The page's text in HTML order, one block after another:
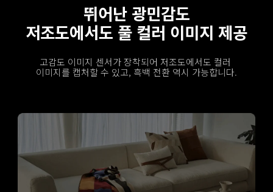
뛰어난 광민감도
저조도에서도 풀 컬러 이미지 제공
고감도 이미지 센서가 장착되어 저조도에서도 컬러
이미지를 캡처할 수 있고, 흑백 전환 역시 가능합니다.